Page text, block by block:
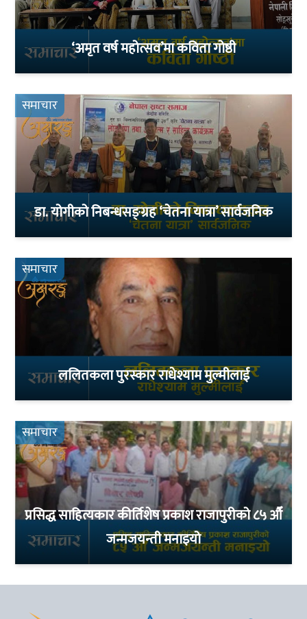
‘अमृत वर्ष महोत्सव’मा कविता गोष्ठी
समाचार
डा. योगीको निबन्धसङ्ग्रह ‘चेतना यात्रा’ सार्वजनिक
समाचार
ललितकला पुरस्कार राधेश्याम मुल्मीलाई
समाचार
प्रसिद्ध साहित्यकार कीर्तिशेष प्रकाश राजापुरीको ८५ औँ
जन्मजयन्ती मनाइयो